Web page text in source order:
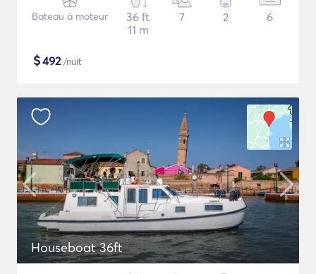
Bateau à moteur
36 ft
11 m
7 2 6
$492/nuit
Houseboat 36ft